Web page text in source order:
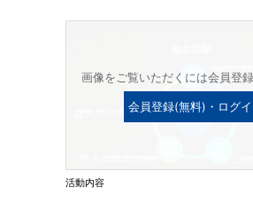
画像をご覧いただくには会員登
会員登録(無料)・ログ
活動内容